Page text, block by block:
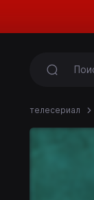
телесериал